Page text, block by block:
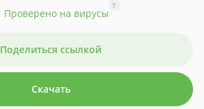
Проверено на вирусы
?
Поделиться ссылкой
Скачать